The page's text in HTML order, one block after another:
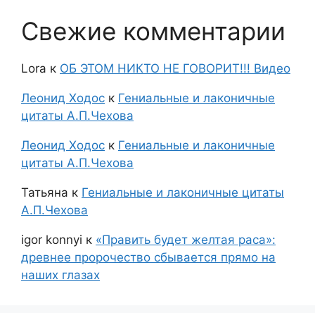
Свежие комментарии
Lora к ОБ ЭТОМ НИКТО НЕ ГОВОРИТ!!! Видео
Леонид Ходос к Гениальные и лаконичные
цитаты А.П.Чехова
Леонид Ходос к Гениальные и лаконичные
цитаты А.П.Чехова
Татьяна к Гениальные и лаконичные цитаты
А.П.Чехова
igor konnyi к «Править будет желтая раса»:
древнее пророчество сбывается прямо на
наших глазах